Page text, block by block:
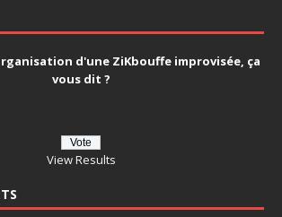
d'une ZiKbouffe improvisée, ça
vous dit ?
View Results